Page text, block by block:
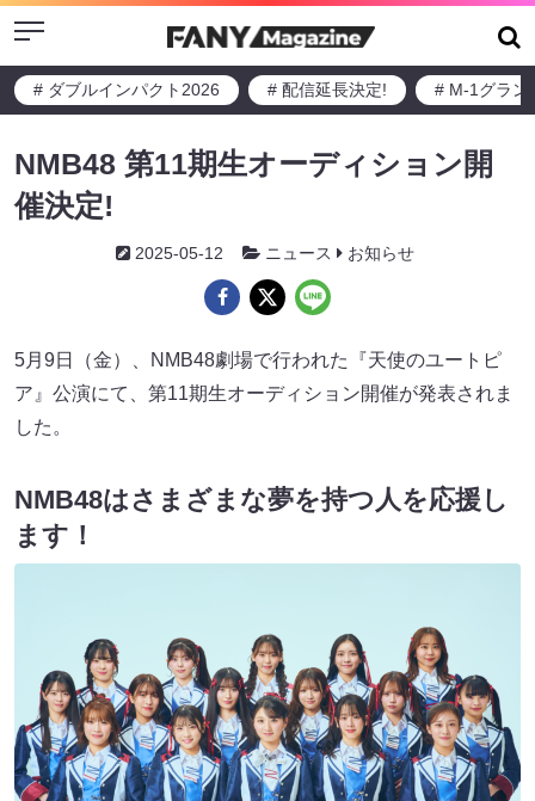
Menu
# ダブルインパクト2026 # 配信延長決定! # M-1グラン
NMB48 第11期生オーディション開
催決定!
2025-05-12 ニュース お知らせ
5月9日（金）、NMB48劇場で行われた『天使のユートピ
ア』公演にて、第11期生オーディション開催が発表されま
した。
NMB48はさまざまな夢を持つ人を応援し
ます！